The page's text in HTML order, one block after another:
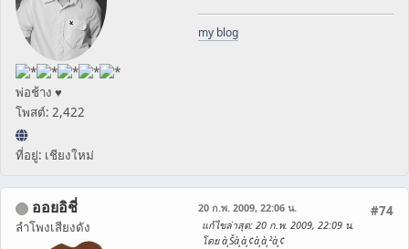
พ่อช้าง ♥
โพสต์: 2,422
ที่อยู่: เชียงใหม่
my blog
ออยอิชี่
ลำโพงเสียงดัง
#74
20 ก.พ. 2009, 22:06 น.
แก้ไขล่าสุด: 20 ก.พ. 2009, 22:09 น.
โดย à¸Šà¸­à¸¢à¸­à¸²à¸¢